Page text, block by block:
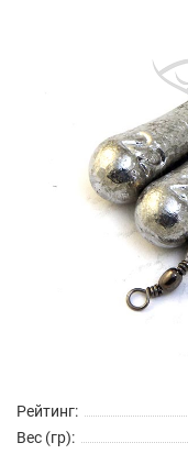
Рейтинг:
Вес (гр):